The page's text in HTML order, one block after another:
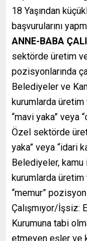
18 Yaşından
başvurularını
ANNE-BABA
sektörde üretim
pozisyonlarında
Belediyeler ve
kurumlarda
“mavi yaka” veya
Özel sektörde
yaka” veya “idari
Belediyeler,
kurumlarda üretim
“memur”
Çalışmıyor/İşsiz:
Kurumuna tabi
etmeyen eşler ve